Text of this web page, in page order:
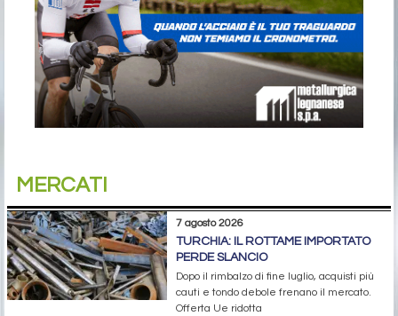
MERCATI
7 agosto 2026
TURCHIA: IL ROTTAME IMPORTATO
PERDE SLANCIO
Dopo il rimbalzo di fine luglio, acquisti più
cauti e tondo debole frenano il mercato.
Offerta Ue ridotta